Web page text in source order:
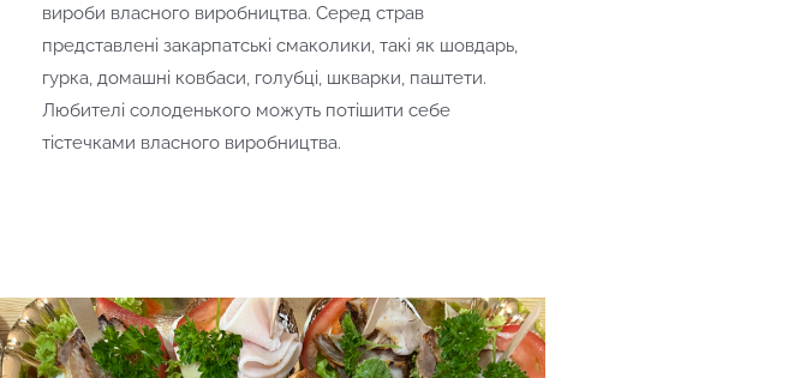
вироби власного виробництва. Серед страв
представлені закарпатські смаколики, такі як шовдарь,
гурка, домашні ковбаси, голубці, шкварки, паштети.
Любителі солоденького можуть потішити себе
тістечками власного виробництва.